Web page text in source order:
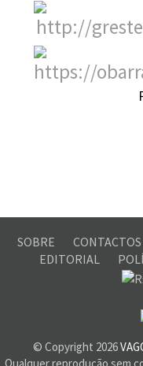
SOBRE CONTACTOS
EDITORIAL
© Copyright 2026